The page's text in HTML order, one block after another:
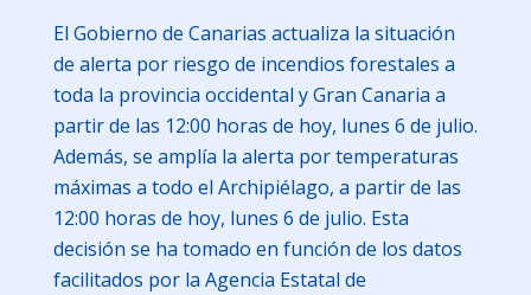
El Gobierno de Canarias actualiza la situación
de alerta por riesgo de incendios forestales a
toda la provincia occidental y Gran Canaria a
partir de las 12:00 horas de hoy, lunes 6 de julio.
Además, se amplía la alerta por temperaturas
máximas a todo el Archipiélago, a partir de las
12:00 horas de hoy, lunes 6 de julio. Esta
decisión se ha tomado en función de los datos
facilitados por la Agencia Estatal de